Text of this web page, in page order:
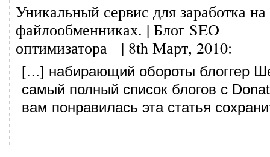
Уникальный сервис для заработка на
файлообменниках. | Блог SEO
оптимизатора|8th Март, 2010:
[…] набирающий обороты блоггер
самый полный список блогов с
вам понравилась эта статья